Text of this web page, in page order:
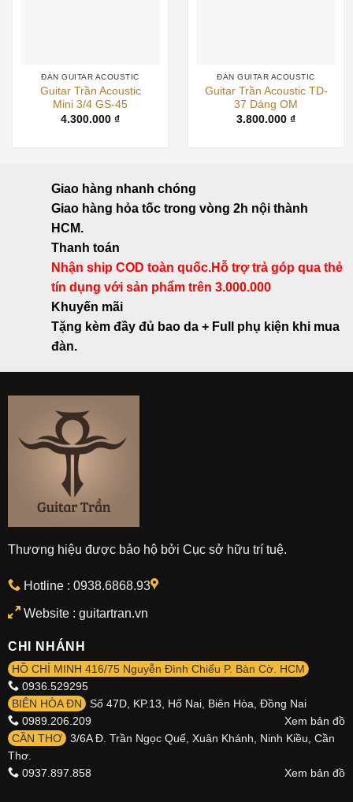
ĐÀN GUITAR ACOUSTIC
Guitar Trần Acoustic
Mini 3/4 GS-45
4.300.000 ₫
ĐÀN GUITAR ACOUSTIC
Guitar Trần Acoustic TD-
37 Dáng OM
3.800.000 ₫
Giao hàng nhanh chóng
Giao hàng hỏa tốc trong vòng 2h nội thành
HCM.
Thanh toán
Nhận ship COD toàn quốc.Hỗ trợ trả góp qua thẻ
tín dụng với sản phẩm trên 3.000.000
Khuyến mãi
Tặng kèm đầy đủ bao da + Full phụ kiện khi mua
đàn.
Thương hiệu được bảo hộ bởi Cục sở hữu trí tuệ.
Hotline : 0938.6868.93
Website : guitartran.vn
CHI NHÁNH
HỒ CHÍ MINH 416/75 Nguyễn Đình Chiểu P. Bàn Cờ. HCM
0936.529295
BIÊN HÒA ĐN
Số 47D, KP.13, Hố Nai, Biên Hòa, Đồng Nai
0989.206.209
Xem bản đồ
CẦN THƠ
3/6A Đ. Trần Ngọc Quế, Xuân Khánh, Ninh Kiều, Cần
Thơ.
0937.897.858
Xem bản đồ